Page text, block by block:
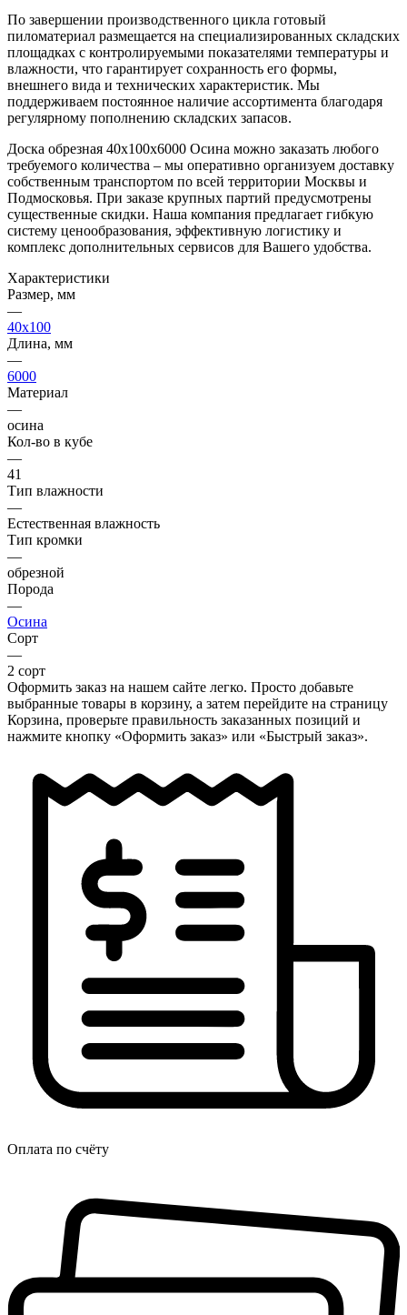
По завершении производственного цикла готовый
пиломатериал размещается на специализированных складских
площадках с контролируемыми показателями температуры и
влажности, что гарантирует сохранность его формы,
внешнего вида и технических характеристик. Мы
поддерживаем постоянное наличие ассортимента благодаря
регулярному пополнению складских запасов.
Доска обрезная 40х100х6000 Осина можно заказать любого
требуемого количества – мы оперативно организуем доставку
собственным транспортом по всей территории Москвы и
Подмосковья. При заказе крупных партий предусмотрены
существенные скидки. Наша компания предлагает гибкую
систему ценообразования, эффективную логистику и
комплекс дополнительных сервисов для Вашего удобства.
Характеристики
Размер, мм
—
40x100
Длина, мм
—
6000
Материал
—
осина
Кол-во в кубе
—
41
Тип влажности
—
Естественная влажность
Тип кромки
—
обрезной
Порода
—
Осина
Сорт
—
2 сорт
Оформить заказ на нашем сайте легко. Просто добавьте
выбранные товары в корзину, а затем перейдите на страницу
Корзина, проверьте правильность заказанных позиций и
нажмите кнопку «Оформить заказ» или «Быстрый заказ».
Оплата по счёту